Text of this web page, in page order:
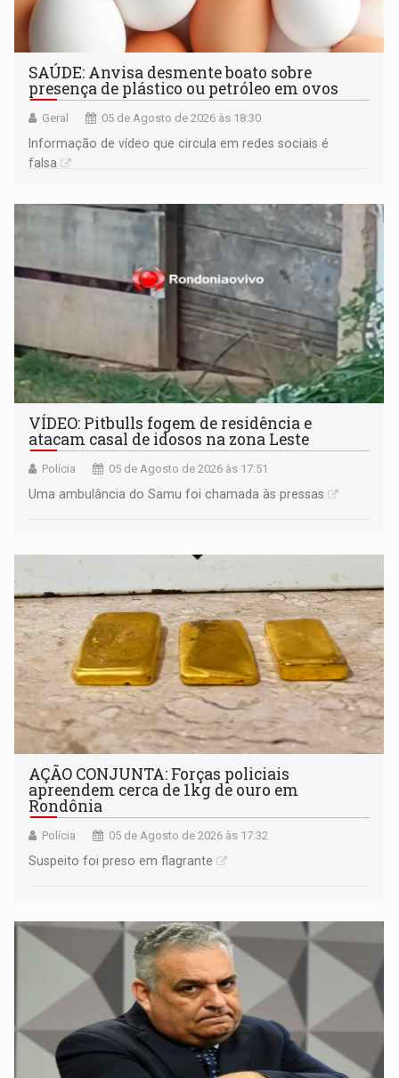
SAÚDE: Anvisa desmente boato sobre
presença de plástico ou petróleo em ovos
Geral 05 de Agosto de 2026 às 18:30
Informação de vídeo que circula em redes sociais é
falsa
VÍDEO: Pitbulls fogem de residência e
atacam casal de idosos na zona Leste
Polícia 05 de Agosto de 2026 às 17:51
Uma ambulância do Samu foi chamada às pressas
AÇÃO CONJUNTA: Forças policiais
apreendem cerca de 1kg de ouro em
Rondônia
Polícia 05 de Agosto de 2026 às 17:32
Suspeito foi preso em flagrante